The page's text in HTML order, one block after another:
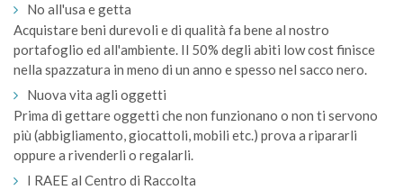
No all'usa e getta
Acquistare beni durevoli e di qualità fa bene al nostro
portafoglio ed all'ambiente. Il 50% degli abiti low cost finisce
nella spazzatura in meno di un anno e spesso nel sacco nero.
Nuova vita agli oggetti
Prima di gettare oggetti che non funzionano o non ti servono
più (abbigliamento, giocattoli, mobili etc.) prova a ripararli
oppure a rivenderli o regalarli.
I RAEE al Centro di Raccolta